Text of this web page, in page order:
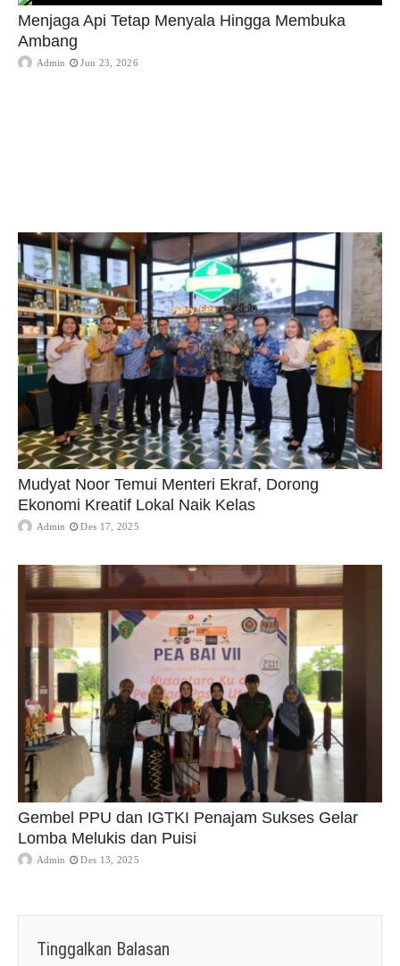
Menjaga Api Tetap Menyala Hingga Membuka
Ambang
Admin Jun 23, 2026
Mudyat Noor Temui Menteri Ekraf, Dorong
Ekonomi Kreatif Lokal Naik Kelas
Admin Des 17, 2025
Gembel PPU dan IGTKI Penajam Sukses Gelar
Lomba Melukis dan Puisi
Admin Des 13, 2025
Tinggalkan Balasan